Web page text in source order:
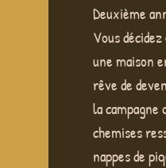
Deuxième
Vous
une maison
rêve de
la campagne
chemises
nappes de